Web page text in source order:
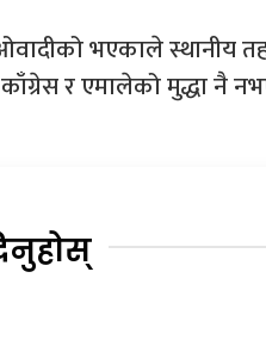
भएकाले स्थानीय
र एमालेको मुद्धा नै